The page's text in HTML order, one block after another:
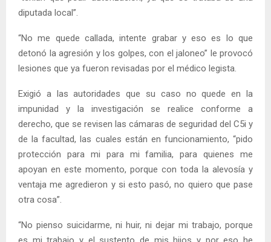
diputada local”.
“No me quede callada, intente grabar y eso es lo que
detonó la agresión y los golpes, con el jaloneo” le provocó
lesiones que ya fueron revisadas por el médico legista.
Exigió a las autoridades que su caso no quede en la
impunidad y la investigación se realice conforme a
derecho, que se revisen las cámaras de seguridad del C5i y
de la facultad, las cuales están en funcionamiento, “pido
protección para mi para mi familia, para quienes me
apoyan en este momento, porque con toda la alevosía y
ventaja me agredieron y si esto pasó, no quiero que pase
otra cosa”.
“No pienso suicidarme, ni huir, ni dejar mi trabajo, porque